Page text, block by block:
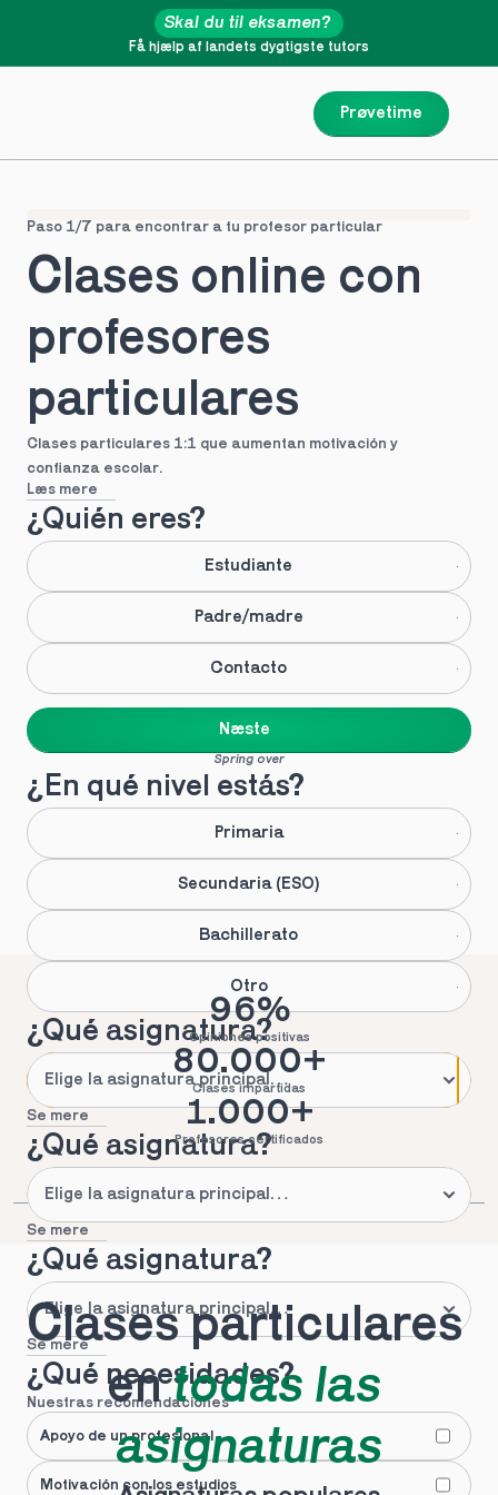
Prøvetime
Få hjælp af landets dygtigste tutors
Skal du til eksamen?
Paso 1/7 para encontrar a tu profesor particular
Clases online con
profesores
particulares
Clases particulares 1:1 que aumentan motivación y
confianza escolar.
Læs mere
¿Quién eres?
Estudiante
Padre/madre
Contacto
Næste
Spring over
¿En qué nivel estás?
Primaria
Secundaria (ESO)
Bachillerato
Otro
¿Qué asignatura?
Se mere
¿Qué asignatura?
Se mere
¿Qué asignatura?
Se mere
¿Qué necesidades?
Nuestras recomendaciones
Apoyo de un profesional
Motivación con los estudios
96%
Opiniones positivas
80.000+
Clases impartidas
1.000+
Profesores certificados
Clases particulares
en todas las
asignaturas